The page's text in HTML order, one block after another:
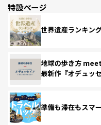
特設ページ
世界遺産ランキン
地球の歩き方
最新作『オデュッセ
準備も滞在もスマ